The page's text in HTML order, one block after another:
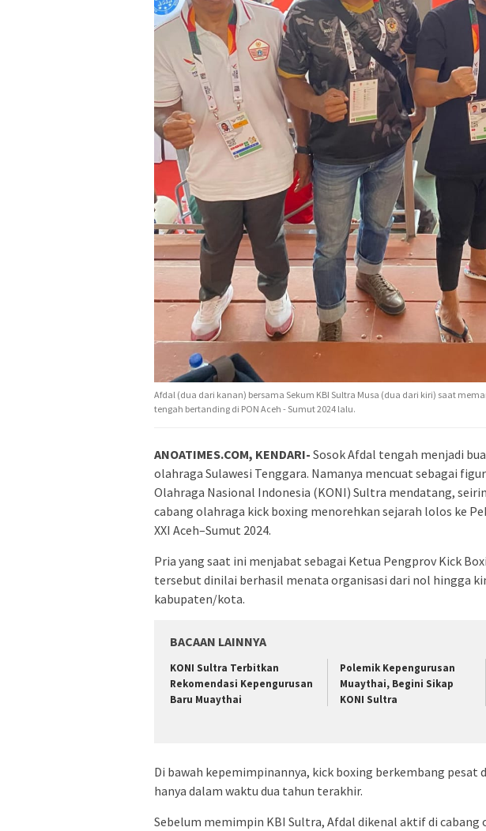
Afdal (dua dari kanan) bersama Sekum KBI Sultra Musa (dua dari kiri) saat
tengah bertanding di PON Aceh - Sumut 2024 lalu.
ANOATIMES.COM, KENDARI- Sosok Afdal tengah menjadi
olahraga Sulawesi Tenggara. Namanya mencuat sebagai
Olahraga Nasional Indonesia (KONI) Sultra mendatang,
cabang olahraga kick boxing menorehkan sejarah lolos ke
XXI Aceh–Sumut 2024.
Pria yang saat ini menjabat sebagai Ketua Pengprov Kick
tersebut dinilai berhasil menata organisasi dari nol hingga
kabupaten/kota.
BACAAN LAINNYA
KONI Sultra Terbitkan
Rekomendasi Kepengurusan
Baru Muaythai
Polemik Kepengurusan
Muaythai, Begini Sikap
KONI Sultra
Di bawah kepemimpinannya, kick boxing berkembang pesat
hanya dalam waktu dua tahun terakhir.
Sebelum memimpin KBI Sultra, Afdal dikenal aktif di cabang